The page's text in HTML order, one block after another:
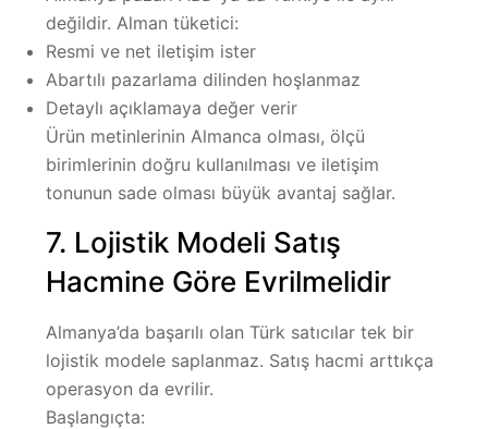
değildir. Alman tüketici:
Resmi ve net iletişim ister
Abartılı pazarlama dilinden hoşlanmaz
Detaylı açıklamaya değer verir
Ürün metinlerinin Almanca olması, ölçü
birimlerinin doğru kullanılması ve iletişim
tonunun sade olması büyük avantaj sağlar.
7. Lojistik Modeli Satış
Hacmine Göre Evrilmelidir
Almanya’da başarılı olan Türk satıcılar tek bir
lojistik modele saplanmaz. Satış hacmi arttıkça
operasyon da evrilir.
Başlangıçta: